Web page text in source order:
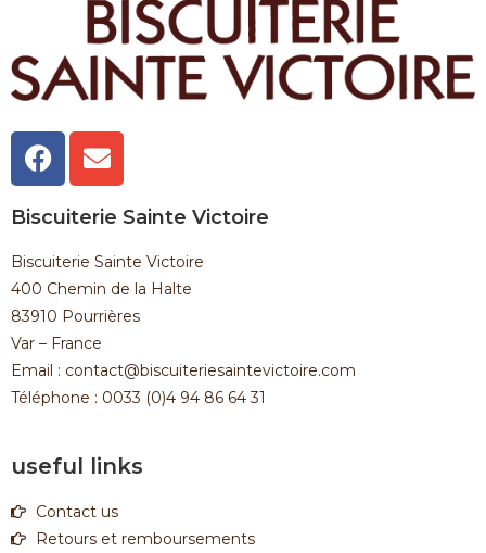
Biscuiterie Sainte Victoire
Biscuiterie Sainte Victoire
400 Chemin de la Halte
83910 Pourrières
Var – France
Email : contact@biscuiteriesaintevictoire.com
Téléphone : 0033 (0)4 94 86 64 31
useful links
Contact us
Retours et remboursements